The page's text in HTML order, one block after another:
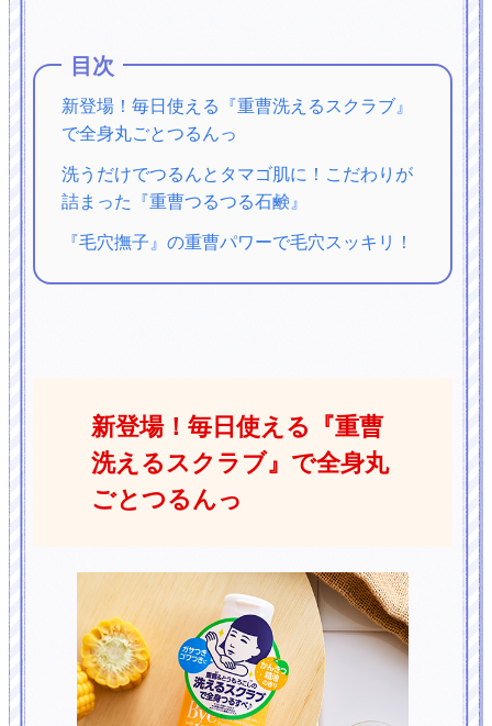
目次
新登場！毎日使える『重曹洗えるスクラブ』
で全身丸ごとつるんっ
洗うだけでつるんとタマゴ肌に！こだわりが
詰まった『重曹つるつる石鹸』
『毛穴撫子』の重曹パワーで毛穴スッキリ！
新登場！毎日使える『重曹
洗えるスクラブ』で全身丸
ごとつるんっ